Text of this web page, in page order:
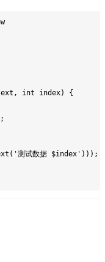
int index) {
测试数据 $index')));